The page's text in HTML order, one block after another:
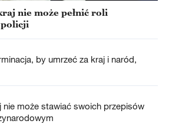
nie może pełnić roli
by umrzeć za kraj i naród,
nie może stawiać swoich przepisów